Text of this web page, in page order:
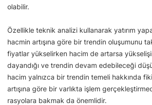
olabilir.
Özellikle teknik analizi kullanarak yatırım
hacmin artışına göre bir trendin oluşumunu
fiyatlar yükselirken hacim de artarsa
dayandığı ve trendin devam edebileceği
hacim yalnızca bir trendin temeli hakkında
artışına göre bir varlıkta işlem
rasyolara bakmak da önemlidir.